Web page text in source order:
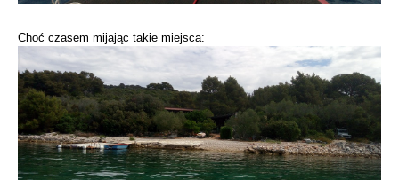
Choć czasem mijając takie miejsca: